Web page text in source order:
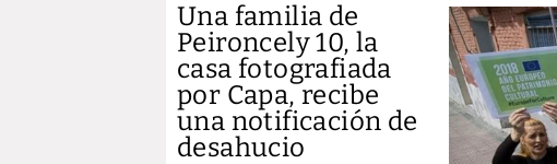
Una familia de
Peironcely 10, la
casa fotografiada
por Capa, recibe
una notificación de
desahucio